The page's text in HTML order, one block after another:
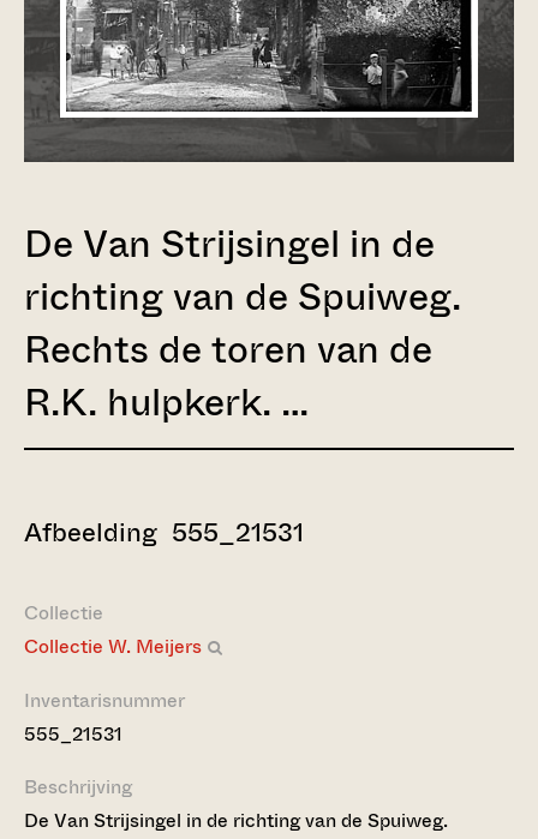
De Van Strijsingel in de
richting van de Spuiweg.
Rechts de toren van de
R.K. hulpkerk. …
Afbeelding 555_21531
Collectie
Collectie W. Meijers
Inventarisnummer
555_21531
Beschrijving
De Van Strijsingel in de richting van de Spuiweg.